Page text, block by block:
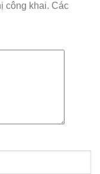
công khai. Các